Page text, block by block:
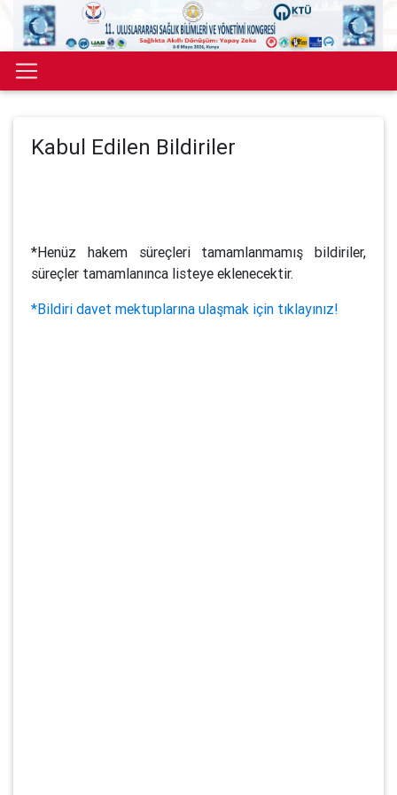
Kabul Edilen Bildiriler
*Henüz hakem süreçleri tamamlanmamış bildiriler,
süreçler tamamlanınca listeye eklenecektir.
*Bildiri davet mektuplarına ulaşmak için tıklayınız!